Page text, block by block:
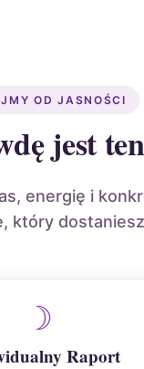
OD JASNOŚCI
jest
energię i
który
☽
Raport